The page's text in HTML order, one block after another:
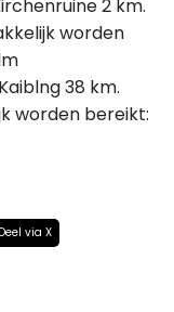
2 km.
worden
38 km.
worden bereikt:
Deel via X